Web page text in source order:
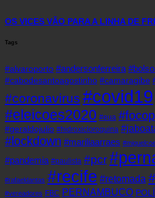
OS VICES VÃO PARA A LINHA DE
Tags
#alvaroporto #andersonferreira
#cabodesantoagostinho #camaragibe
#coronavirus #covid19
#eleicoes2020 #eua
#geraldojulio #hidroxicloroquina
#lockdown #mariliaarraes
#pandemia #paulista #pcr
#rafaeldantas #recife #retomada
#vereadores FBC PERNAMBUCO